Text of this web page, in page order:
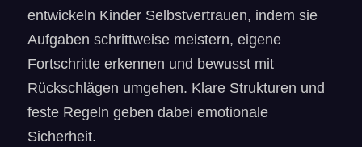
entwickeln Kinder Selbstvertrauen, indem sie
Aufgaben schrittweise meistern, eigene
Fortschritte erkennen und bewusst mit
Rückschlägen umgehen. Klare Strukturen und
feste Regeln geben dabei emotionale
Sicherheit.